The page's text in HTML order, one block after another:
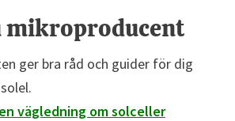
mikroproducent
ger bra råd och guider för dig
vägledning om solceller